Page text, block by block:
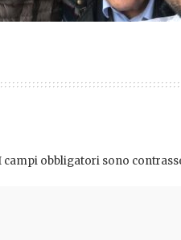
campi obbligatori sono